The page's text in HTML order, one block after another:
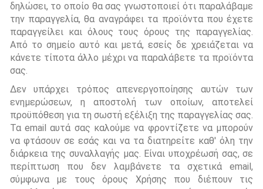
δηλώσει, το οποίο θα σας γνωστοποιεί ότι παραλάβαμε
την παραγγελία, θα αναγράφει τα προϊόντα που έχετε
παραγγείλει και όλους τους όρους της παραγγελίας.
Από το σημείο αυτό και μετά, εσείς δε χρειάζεται να
κάνετε τίποτα άλλο μέχρι να παραλάβετε τα προϊόντα
σας.
Δεν υπάρχει τρόπος απενεργοποίησης αυτών των
ενημερώσεων, η αποστολή των οποίων, αποτελεί
προϋπόθεση για τη σωστή εξέλιξη της παραγγελίας σας.
Τα email αυτά σας καλούμε να φροντίζετε να μπορούν
να φτάσουν σε εσάς και να τα διατηρείτε καθ' όλη την
διάρκεια της συναλλαγής μας. Είναι υποχρέωσή σας, σε
περίπτωση που δεν λαμβάνετε τα σχετικά email,
σύμφωνα με τους όρους Χρήσης που διέπουν τις